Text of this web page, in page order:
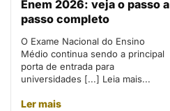
Enem 2026: veja o passo a
passo completo
O Exame Nacional do Ensino
Médio continua sendo a principal
porta de entrada para
universidades [...] Leia mais...
Ler mais